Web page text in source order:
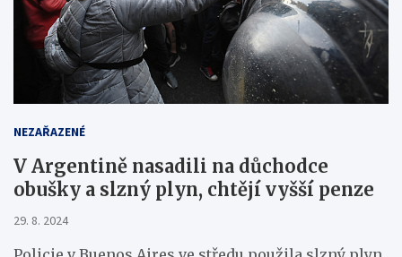
NEZAŘAZENÉ
V Argentině nasadili na důchodce
obušky a slzný plyn, chtějí vyšší penze
29. 8. 2024